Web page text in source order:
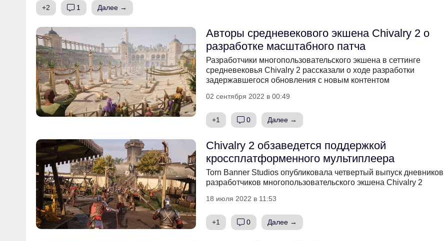
+2 1 Далее →
Авторы средневекового экшена Chivalry 2 о
разработке масштабного патча
Разработчики многопользовательского экшена в сеттинге
средневековья Chivalry 2 рассказали о ходе разработки
задержавшегося обновления с новым контентом
02 сентября 2022 в 00:49
+1 0 Далее →
Chivalry 2 обзаведется поддержкой
кроссплатформенного мультиплеера
Torn Banner Studios опубликовала четвертый выпуск дневников
разработчиков многопользовательского экшена Chivalry 2
18 июля 2022 в 11:53
+1 0 Далее →